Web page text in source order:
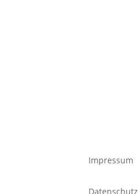
Impressum
Datenschutz